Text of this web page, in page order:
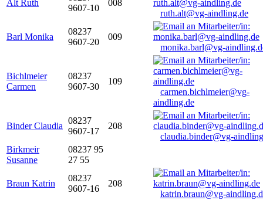
Alt Ruth
9607-10
008
ruth.alt@vg-aindling.de
Barl Monika
08237
9607-20
009
monika.barl@vg-
Bichlmeier
Carmen
08237
9607-30
109
carmen.bichlmeier@vg-
aindling.de
Binder Claudia
08237
9607-17
208
claudia.binder@vg-
Birkmeir
Susanne
08237 95
27 55
Braun Katrin
08237
9607-16
208
katrin.braun@vg-